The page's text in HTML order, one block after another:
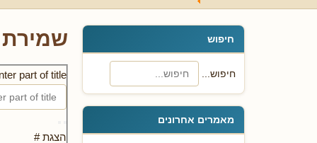
חיפוש
חיפוש...
מאמרים אחרונים
part of title
הצגת #